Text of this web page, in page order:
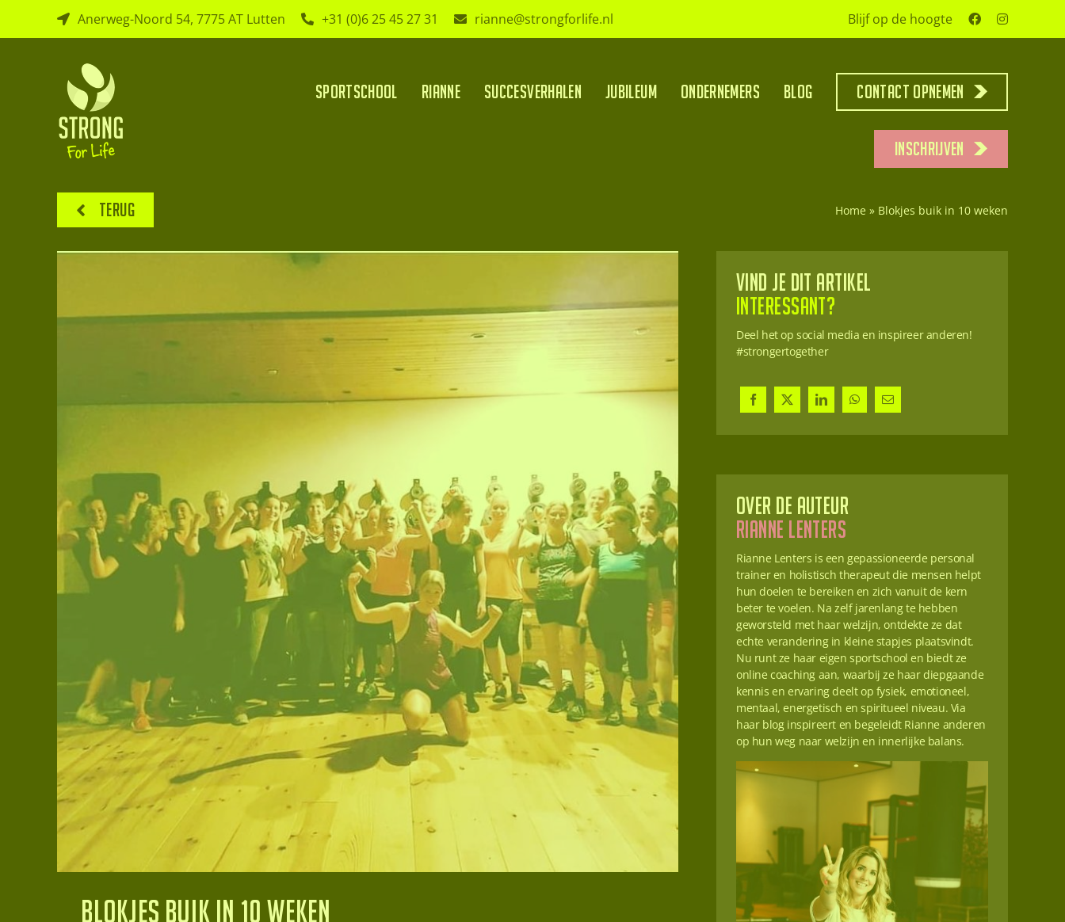
Anerweg-Noord 54, 7775 AT Lutten +31 (0)6 25 45 27 31 rianne@strongforlife.nl Blijf op de hoogte
Sportschool Rianne Succesverhalen Jubileum Ondernemers Blog Contact opnemen
INSCHRIJVEN
Terug Home » Blokjes buik in 10 weken
Blokjes buik in 10 weken
Vind je dit artikel
interessant?
Deel het op social media en inspireer anderen!
#strongertogether
Over de auteur
Rianne Lenters
Rianne Lenters is een gepassioneerde personal
trainer en holistisch therapeut die mensen helpt
hun doelen te bereiken en zich vanuit de kern
beter te voelen. Na zelf jarenlang te hebben
geworsteld met haar welzijn, ontdekte ze dat
echte verandering in kleine stapjes plaatsvindt.
Nu runt ze haar eigen sportschool en biedt ze
online coaching aan, waarbij ze haar diepgaande
kennis en ervaring deelt op fysiek, emotioneel,
mentaal, energetisch en spiritueel niveau. Via
haar blog inspireert en begeleidt Rianne anderen
op hun weg naar welzijn en innerlijke balans.